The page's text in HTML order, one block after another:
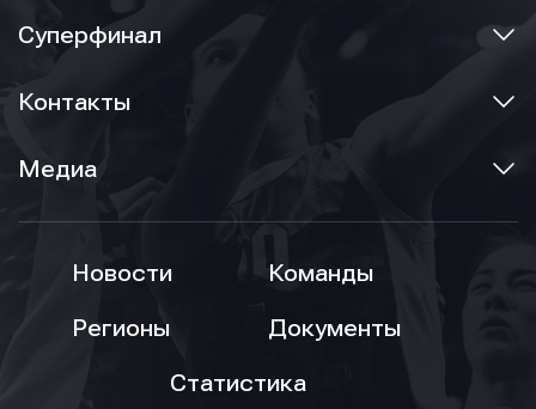
Суперфинал
Контакты
Медиа
Новости
Команды
Регионы
Документы
Статистика
E-mail
E-mail
E-mail
Телефон
Сообщение